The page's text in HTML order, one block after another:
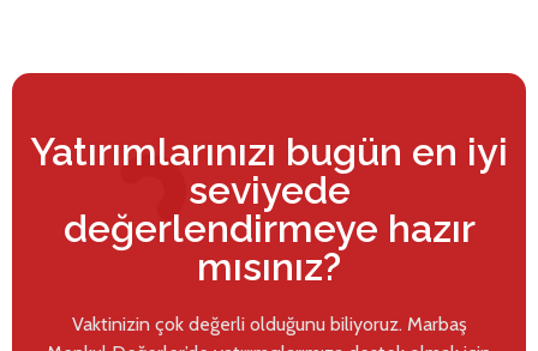
Yatırımlarınızı bugün en iyi
seviyede
değerlendirmeye hazır
mısınız?
Vaktinizin çok değerli olduğunu biliyoruz. Marbaş